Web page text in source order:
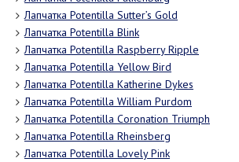
Лапчатка Potentilla Sutter’s Gold
Лапчатка Potentilla Blink
Лапчатка Potentilla Raspberry Ripple
Лапчатка Potentilla Yellow Bird
Лапчатка Potentilla Katherine Dykes
Лапчатка Potentilla William Purdom
Лапчатка Potentilla Coronation Triumph
Лапчатка Potentilla Rheinsberg
Лапчатка Potentilla Lovely Pink